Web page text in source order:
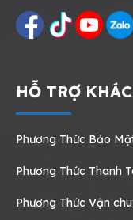
HỖ TRỢ
Phương Thức Bảo
Phương Thức Thanh
Phương Thức Vận